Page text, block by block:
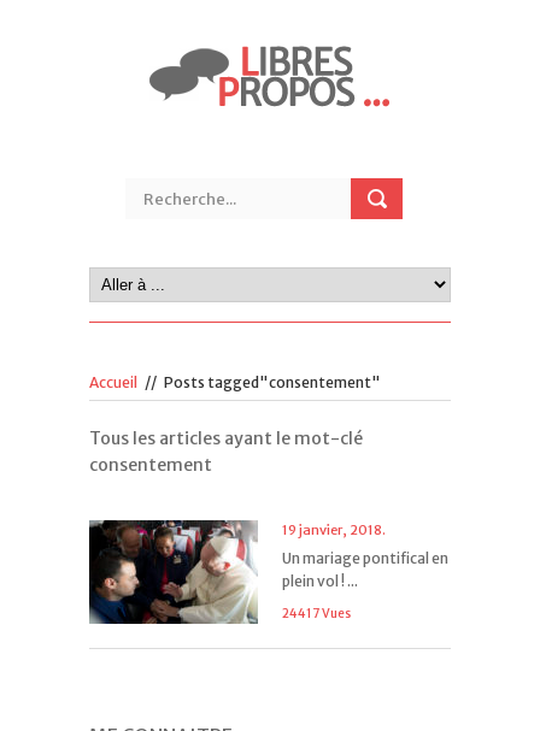
Accueil // Posts tagged"consentement"
Tous les articles ayant le mot-clé
consentement
19 janvier, 2018.
Un mariage pontifical en
plein vol ! ...
24417 Vues